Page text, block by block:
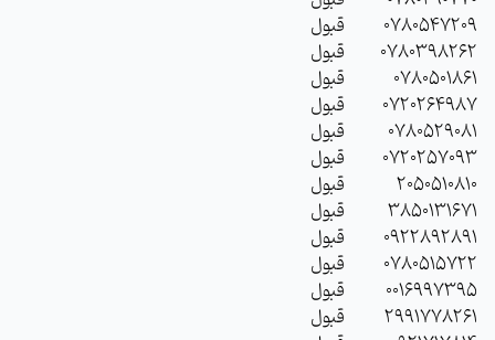
0780547209
قبول
0780398262
قبول
0780501861
قبول
0720264987
قبول
0780529081
قبول
0720257093
قبول
2050510810
قبول
3850131671
قبول
0922892891
قبول
0780515722
قبول
0016997395
قبول
2991778261
قبول